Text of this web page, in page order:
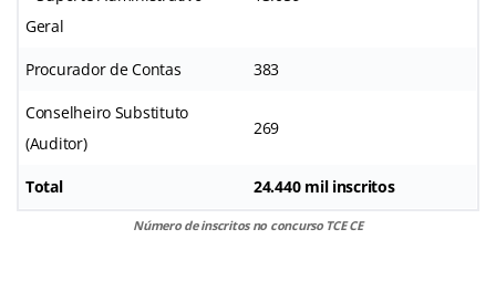
Geral
Procurador de Contas 383
Conselheiro Substituto
(Auditor)
269
Total 24.440 mil inscritos
Número de inscritos no concurso TCE CE